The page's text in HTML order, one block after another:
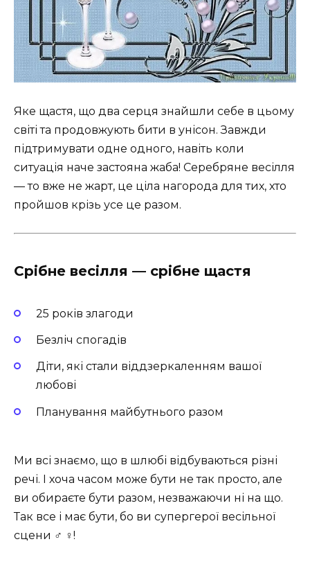
Яке щастя, що два серця знайшли себе в цьому
світі та продовжують бити в унісон. Завжди
підтримувати одне одного, навіть коли
ситуація наче застояна жаба! Серебряне весілля
— то вже не жарт, це ціла нагорода для тих, хто
пройшов крізь усе це разом.
Срібне весілля — срібне щастя
25 років злагоди
Безліч спогадів
Діти, які стали віддзеркаленням вашої
любові ‍ ‍ ‍
Планування майбутнього разом
Ми всі знаємо, що в шлюбі відбуваються різні
речі. І хоча часом може бути не так просто, але
ви обираєте бути разом, незважаючи ні на що.
Так все і має бути, бо ви супергерої весільної
сцени ‍♂️ ‍♀️!